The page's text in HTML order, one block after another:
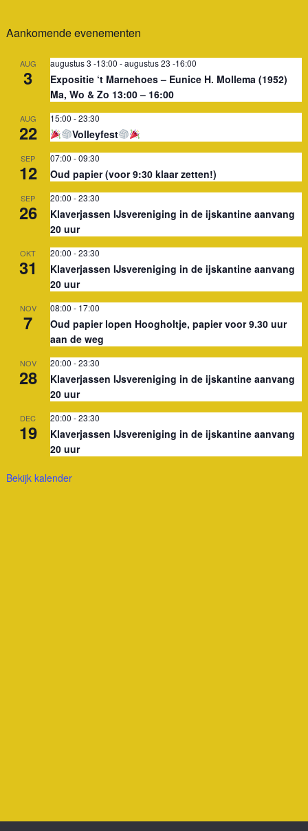
Aankomende evenementen
AUG
3
augustus 3 -13:00 -augustus 23 -16:00
Expositie ‘t Marnehoes – Eunice H. Mollema (1952)
Ma, Wo & Zo 13:00 – 16:00
AUG
22
15:00 -23:30
Volleyfest
SEP
12
07:00 -09:30
Oud papier (voor 9:30 klaar zetten!)
SEP
26
20:00 -23:30
Klaverjassen IJsvereniging in de ijskantine aanvang
20 uur
OKT
31
20:00 -23:30
Klaverjassen IJsvereniging in de ijskantine aanvang
20 uur
NOV
7
08:00 - 17:00
Oud papier lopen Hoogholtje, papier voor 9.30 uur
aan de weg
NOV
28
20:00 -23:30
Klaverjassen IJsvereniging in de ijskantine aanvang
20 uur
DEC
19
20:00 -23:30
Klaverjassen IJsvereniging in de ijskantine aanvang
20 uur
Bekijk kalender